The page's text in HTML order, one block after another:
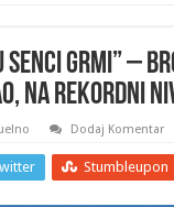
senci grmi” –
na rekordni
Dodaj Komentar
Stumbleupon